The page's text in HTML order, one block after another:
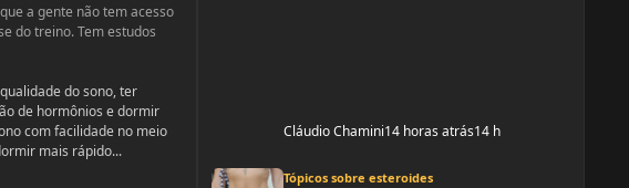
a gente não tem acesso
do treino. Tem estudos
do sono, ter
de hormônios e dormir
com facilidade no meio
mais rápido...
Cláudio Chamini14 horas atrás14 h
Tópicos sobre esteroides